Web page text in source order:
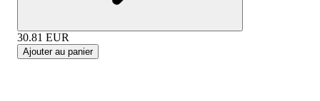
30.81 EUR
Ajouter au panier